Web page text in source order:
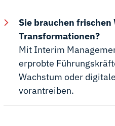
Sie brauchen
Transformationen?
Mit Interim
erprobte
Wachstum oder
vorantreiben.